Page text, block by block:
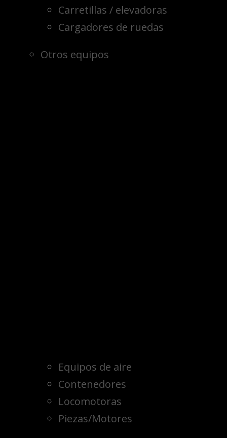
Carretillas / elevadoras
Cargadores de ruedas
Otros equipos
Equipos de aire
Contenedores
Locomotoras
Piezas/Motores